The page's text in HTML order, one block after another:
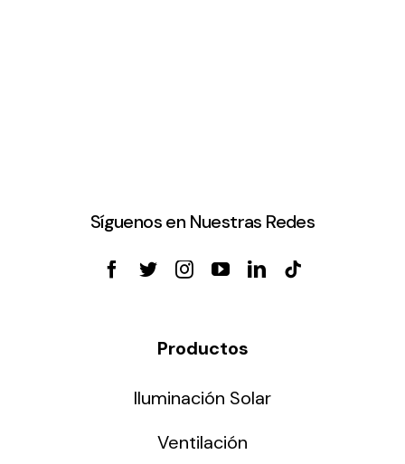
Síguenos en Nuestras Redes
Productos
Iluminación Solar
Ventilación